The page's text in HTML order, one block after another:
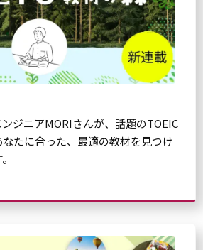
ジニアMORIさんが、話題のTOEIC
たに合った、最適の教材を見つけ